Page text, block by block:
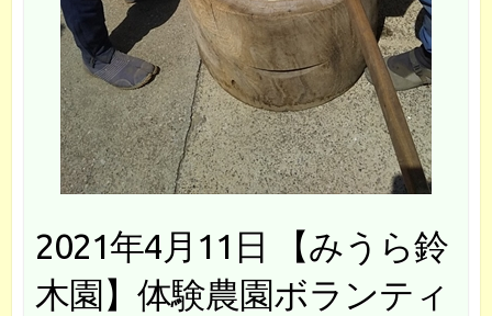
2021年4月11日 【みうら鈴
木園】体験農園ボランティ